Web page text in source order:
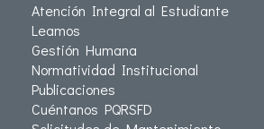
Atención Integral al Estudiante
Leamos
Gestión Humana
Normatividad Institucional
Publicaciones
Cuéntanos PQRSFD